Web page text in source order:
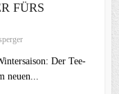
FÜRS
Der Tee-
neuen...